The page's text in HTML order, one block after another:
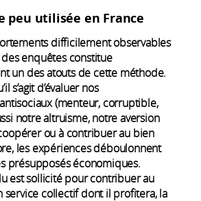
peu utilisée en France
difficilement observables
enquêtes constitue
un des atouts de cette méthode.
s’agit d’évaluer nos
(menteur, corruptible,
notre altruisme, notre aversion
ou à contribuer au bien
les expériences déboulonnent
présupposés économiques.
est sollicité pour contribuer au
service collectif dont il profitera, la